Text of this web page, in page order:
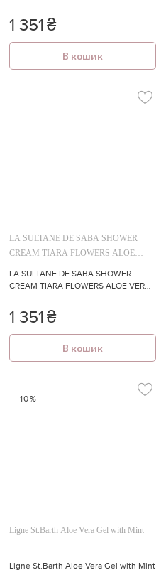
франжипані 200 мл
1 351₴
В кошик
LA SULTANE DE SABA SHOWER
CREAM TIARA FLOWERS ALOE
LA SULTANE DE SABA SHOWER
CREAM TIARA FLOWERS ALOE VERA
вера"
1 351₴
В кошик
-10%
Ligne St.Barth Aloe Vera Gel with Mint
Ligne St.Barth Aloe Vera Gel with Mint